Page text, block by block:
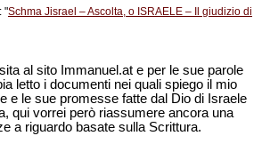
"Schma Jisrael – Ascolta, o ISRAELE – Il giudizio di
al sito Immanuel.at e per le sue parole
letto i documenti nei quali spiego il mio
e le sue promesse fatte dal Dio di Israele
qui vorrei però riassumere ancora una
a riguardo basate sulla Scrittura.